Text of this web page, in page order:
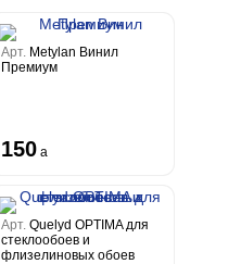
Арт. Metylan Винил
Премиум
150 a
Арт. Quelyd OPTIMA для
стеклообоев и
флизелиновых обоев